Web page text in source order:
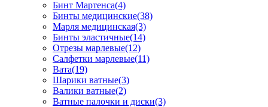
Бинт Мартенса(4)
Бинты медицинские(38)
Марля медицинская(3)
Бинты эластичные(14)
Отрезы марлевые(12)
Салфетки марлевые(11)
Вата(19)
Шарики ватные(3)
Валики ватные(2)
Ватные палочки и диски(3)